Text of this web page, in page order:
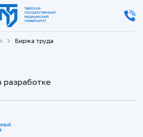
Биржа труда
разработке